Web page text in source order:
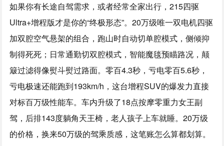
如果你有长途自驾需求，或者经常全家出行，215四驱
Ultra+增程版才是你的“终极形态”。20万级唯一双电机四驱
加双腔空气悬架的组合，跑山时自动切单腔模式，侧倾抑
制得死死；日常通勤切双腔模式，智能魔毯预瞄路况，颠
簸过滤得像熨斗熨过路面。零百4.3秒，亏电零百5.6秒，
亏电极速还能跑到193km/h，这台增程SUV的爆发力直接
对标百万级性能车。车内升级了18点按摩零重力女王副
驾，后排143度躺角天王椅，老人孩子上车就睡。20万级
的价格，换来50万级的驾乘质感，这笔账怎么算都划算。